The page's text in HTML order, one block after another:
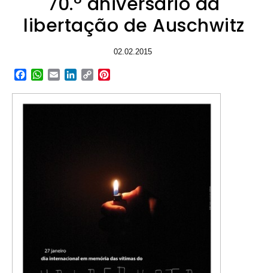
libertação de Auschwitz
02.02.2015
Facebook
WhatsApp
EmailLinkedIn
Copy